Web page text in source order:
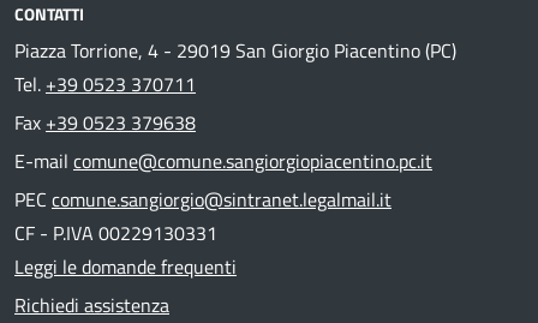
CONTATTI
Piazza Torrione, 4 - 29019 San Giorgio Piacentino (PC)
Tel. +39 0523 370711
Fax +39 0523 379638
E-mail comune@comune.sangiorgiopiacentino.pc.it
PEC comune.sangiorgio@sintranet.legalmail.it
CF - P.IVA 00229130331
Leggi le domande frequenti
Richiedi assistenza